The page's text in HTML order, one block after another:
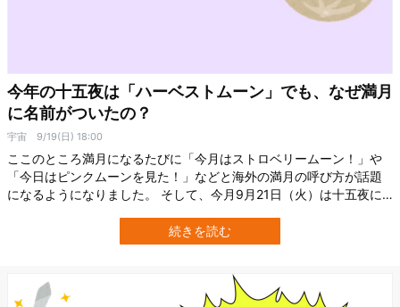
今年の十五夜は「ハーベストムーン」でも、なぜ満月
に名前がついたの？
宇宙 9/19(日) 18:00
ここのところ満月になるたびに「今月はストロベリームーン！」や
「今日はピンクムーンを見た！」などと海外の満月の呼び方が話題
になるようになりました。 そして、今月9月21日（火）は十五夜に
ことでしょう。でも、そもそもこの「満月のニックネーム」って、
どういう由来でついたのでしょうか？ 満月のニックネームは誰が考
続きを読む